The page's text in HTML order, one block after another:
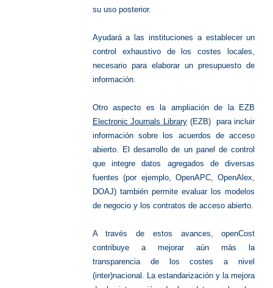
su uso posterior.
Ayudará a las instituciones a establecer un
control exhaustivo de los costes locales,
necesario para elaborar un presupuesto de
información.
Otro aspecto es la ampliación de la EZB
Electronic Journals Library(EZB) para incluir
información sobre los acuerdos de acceso
abierto. El desarrollo de un panel de control
que integre datos agregados de diversas
fuentes (por ejemplo, OpenAPC, OpenAlex,
DOAJ) también permite evaluar los modelos
de negocio y los contratos de acceso abierto.
A través de estos avances, openCost
contribuye a mejorar aún más la
transparencia de los costes a nivel
(inter)nacional. La estandarización y la mejora